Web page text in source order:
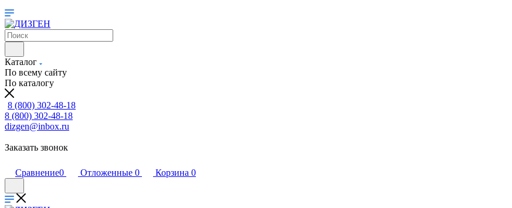
Каталог
По всему сайту
По каталогу
8 (800) 302-48-18
8 (800) 302-48-18
dizgen@inbox.ru
Заказать звонок
Сравнение0 Отложенные 0 Корзина 0